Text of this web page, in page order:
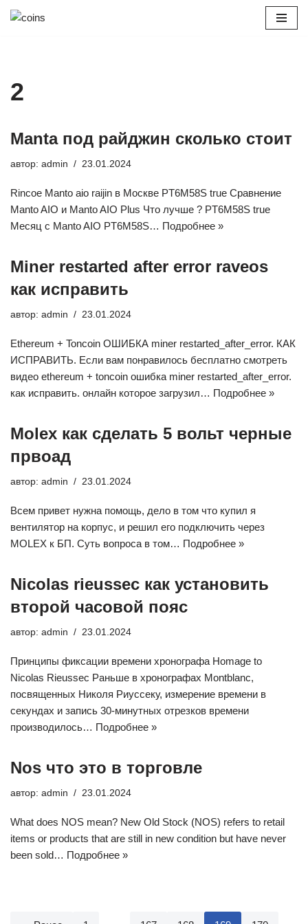
2
Manta под райджин сколько стоит
автор: admin 23.01.2024
Rincoe Manto aio raijin в Москве PT6M58S true Сравнение
Manto AIO и Manto AIO Plus Что лучше ? PT6M58S true
Месяц с Manto AIO PT6M58S… Подробнее »
Miner restarted after error raveos
как исправить
автор: admin 23.01.2024
Ethereum + Toncoin ОШИБКА miner restarted_after_error. КАК
ИСПРАВИТЬ. Если вам понравилось бесплатно смотреть
видео ethereum + toncoin ошибка miner restarted_after_error.
как исправить. онлайн которое загрузил… Подробнее »
Molex как сделать 5 вольт черные
првоад
автор: admin 23.01.2024
Всем привет нужна помощь, дело в том что купил я
вентилятор на корпус, и решил его подключить через
MOLEX к БП. Суть вопроса в том… Подробнее »
Nicolas rieussec как установить
второй часовой пояс
автор: admin 23.01.2024
Принципы фиксации времени хронографа Homage to
Nicolas Rieussec Раньше в хронографах Montblanc,
посвященных Николя Риуссеку, измерение времени в
секундах и запись 30-минутных отрезков времени
производилось… Подробнее »
Nos что это в торговле
автор: admin 23.01.2024
What does NOS mean? New Old Stock (NOS) refers to retail
items or products that are still in new condition but have never
been sold… Подробнее »